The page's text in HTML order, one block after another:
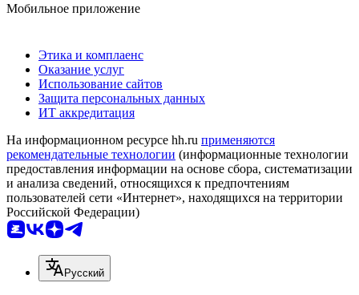
Мобильное приложение
Этика и комплаенс
Оказание услуг
Использование сайтов
Защита персональных данных
ИТ аккредитация
На информационном ресурсе hh.ru применяются
рекомендательные технологии (информационные технологии
предоставления информации на основе сбора, систематизации
и анализа сведений, относящихся к предпочтениям
пользователей сети «Интернет», находящихся на территории
Российской Федерации)
Русский